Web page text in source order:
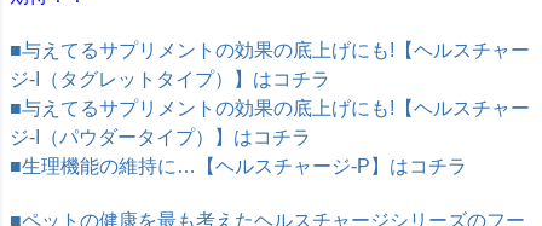
■与えてるサプリメントの効果の底上げにも!【ヘルスチャー
ジ-I（タグレットタイプ）】はコチラ
■与えてるサプリメントの効果の底上げにも!【ヘルスチャー
ジ-I（パウダータイプ）】はコチラ
■生理機能の維持に…【ヘルスチャージ-P】はコチラ
■ペットの健康を最も考えたヘルスチャージシリーズのフー